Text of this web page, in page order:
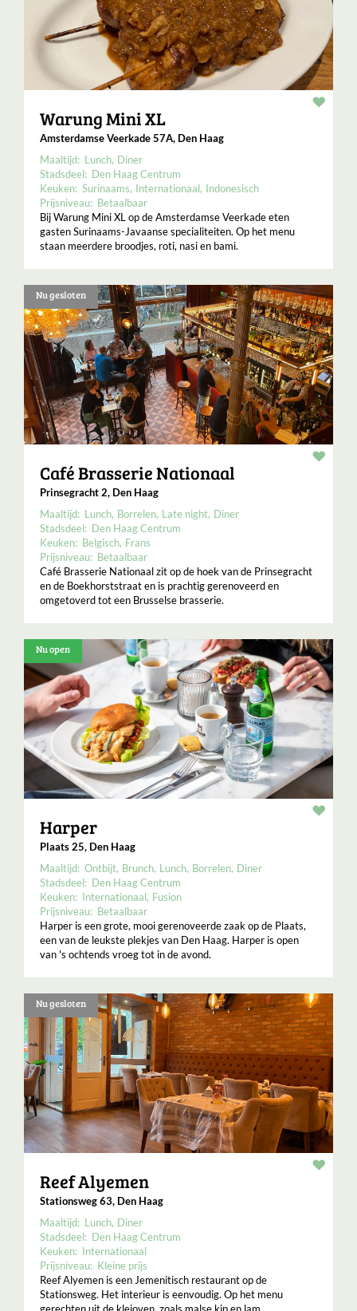
Warung Mini XL
Amsterdamse Veerkade 57A, Den Haag
Maaltijd: Lunch Diner
Stadsdeel: Den Haag Centrum
Keuken: Surinaams Internationaal Indonesisch
Prijsniveau: Betaalbaar
Bij Warung Mini XL op de Amsterdamse Veerkade eten
gasten Surinaams-Javaanse specialiteiten. Op het menu
staan meerdere broodjes, roti, nasi en bami.
Nu gesloten
Café Brasserie Nationaal
Prinsegracht 2, Den Haag
Maaltijd: Lunch Borrelen Late night Diner
Stadsdeel: Den Haag Centrum
Keuken: Belgisch Frans
Prijsniveau: Betaalbaar
Café Brasserie Nationaal zit op de hoek van de Prinsegracht
en de Boekhorststraat en is prachtig gerenoveerd en
omgetoverd tot een Brusselse brasserie.
Nu open
Harper
Plaats 25, Den Haag
Maaltijd: Ontbijt Brunch Lunch Borrelen Diner
Stadsdeel: Den Haag Centrum
Keuken: Internationaal Fusion
Prijsniveau: Betaalbaar
Harper is een grote, mooi gerenoveerde zaak op de Plaats,
een van de leukste plekjes van Den Haag. Harper is open
van 's ochtends vroeg tot in de avond.
Nu gesloten
Reef Alyemen
Stationsweg 63, Den Haag
Maaltijd: Lunch Diner
Stadsdeel: Den Haag Centrum
Keuken: Internationaal
Prijsniveau: Kleine prijs
Reef Alyemen is een Jemenitisch restaurant op de
Stationsweg. Het interieur is eenvoudig. Op het menu